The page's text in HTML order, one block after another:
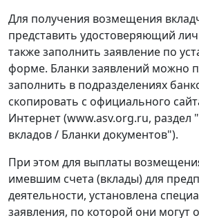
Для получения возмещения
представить удостоверяющий
также заполнить заявление по
форме. Бланки заявлений можно
заполнить в подразделениях
скопировать с официального
Интернет (www.asv.org.ru, раздел
вкладов / Бланки документов").
При этом для выплаты
имевшим счета (вклады) для
деятельности, установлена
заявления, по которой они могут